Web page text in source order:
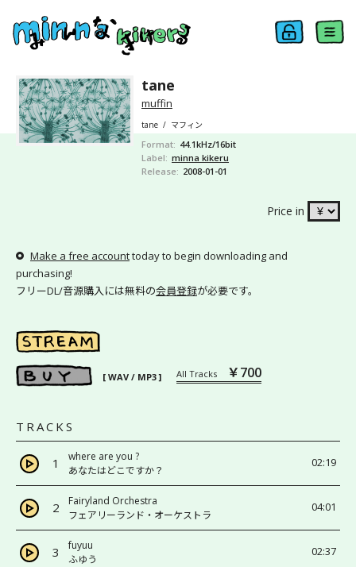
tane
muffin
tane / マフィン
Format 44.1kHz/16bit
Label minna kikeru
Release 2008-01-01
Price in
Make a free accounttoday to begin downloading and
purchasing!
フリーDL/音源購入には無料の会員登録が必要です。
[ WAV / MP3 ] All Tracks ￥700
TRACKS
1
where are you ?
あなたはどこですか？
02:19
2
Fairyland Orchestra
フェアリーランド・オーケストラ
04:01
3
fuyuu
ふゆう
02:37